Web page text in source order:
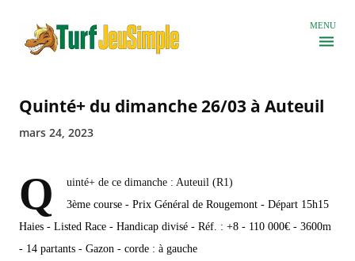
MENU
Quinté+ du dimanche 26/03 à Auteuil
mars 24, 2023
Q
uinté+ de ce dimanche : Auteuil (R1)
3ème course - Prix Général de Rougemont - Départ 15h15
Haies - Listed Race - Handicap divisé - Réf. : +8 - 110 000€ - 3600m
- 14 partants - Gazon - corde : à gauche